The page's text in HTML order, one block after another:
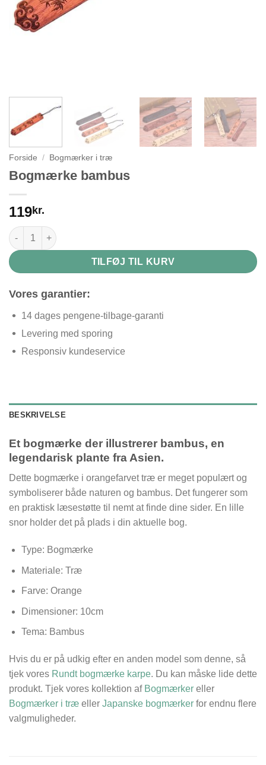
Forside / Bogmærker i træ
Bogmærke bambus
119kr.
Bogmærke bambus antal
TILFØJ TIL KURV
Vores garantier:
14 dages pengene-tilbage-garanti
Levering med sporing
Responsiv kundeservice
BESKRIVELSE
Et bogmærke der illustrerer bambus, en
legendarisk plante fra Asien.
Dette bogmærke i orangefarvet træ er meget populært og
symboliserer både naturen og bambus. Det fungerer som
en praktisk læsestøtte til nemt at finde dine sider. En lille
snor holder det på plads i din aktuelle bog.
Type: Bogmærke
Materiale: Træ
Farve: Orange
Dimensioner: 10cm
Tema: Bambus
Hvis du er på udkig efter en anden model som denne, så
tjek vores Rundt bogmærke karpe. Du kan måske lide dette
produkt. Tjek vores kollektion af Bogmærker eller
Bogmærker i træ eller Japanske bogmærker for endnu flere
valgmuligheder.